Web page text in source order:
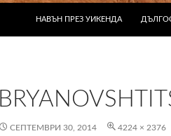
НАВЪН ПРЕЗ УИКЕНДА
СЕПТЕМВРИ 30, 2014 4224 × 2376